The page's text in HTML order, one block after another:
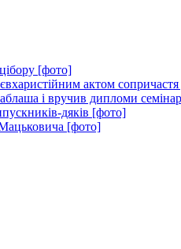
[фото]
актом
і вручив дипломи
дяків [фото]
[фото]